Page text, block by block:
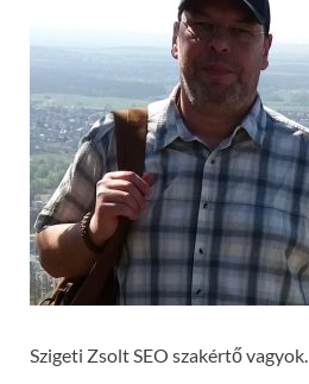
Szigeti Zsolt SEO szakértő vagyok.